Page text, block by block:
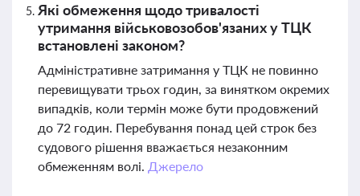
Які обмеження щодо тривалості
утримання військовозобов'язаних у ТЦК
встановлені законом?
Адміністративне затримання у ТЦК не повинно
перевищувати трьох годин, за винятком окремих
випадків, коли термін може бути продовжений
до 72 годин. Перебування понад цей строк без
судового рішення вважається незаконним
обмеженням волі. Джерело